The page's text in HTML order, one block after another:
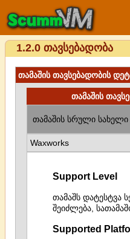
1.2.0 თავსებადობა
თამაშის თავსებადობის
თამაშის
თამაშის სრული სახელი
Waxworks
Support Level
თამაშს დატესტვა
შეიძლება,
Supported